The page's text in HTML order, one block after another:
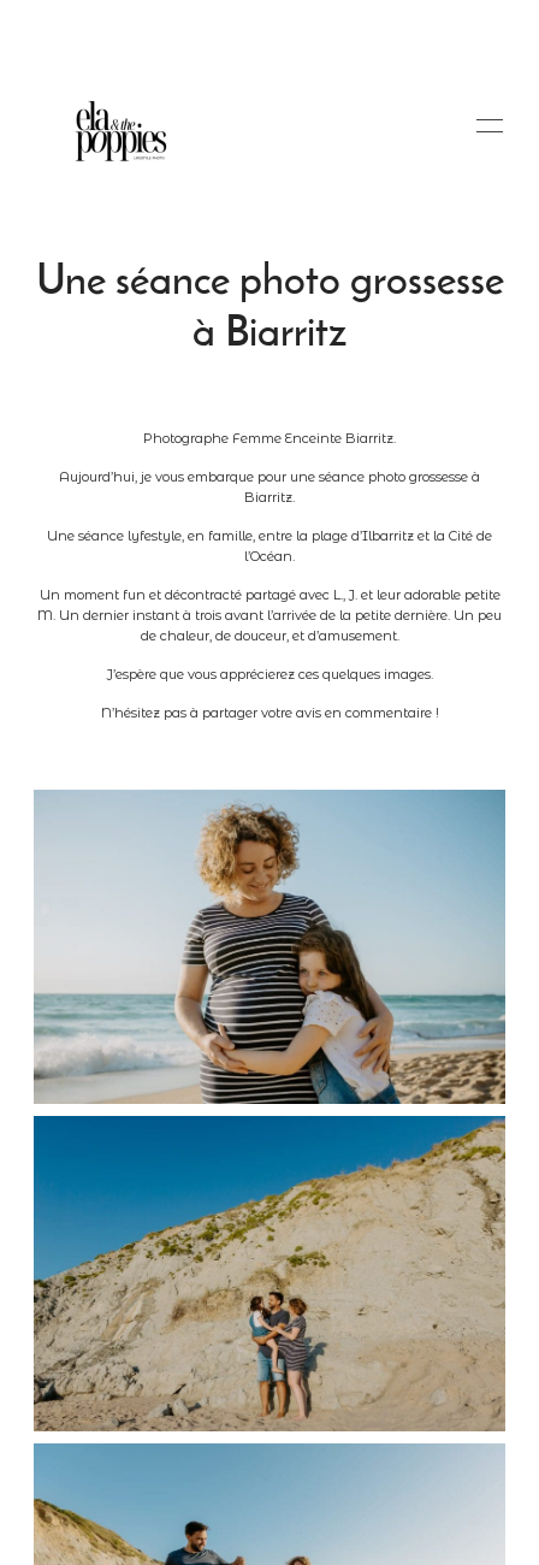
A propos
Contact
Une séance photo grossesse
à Biarritz
Photographe Femme Enceinte Biarritz.
Aujourd’hui, je vous embarque pour une séance photo grossesse à
Biarritz.
Une séance lyfestyle, en famille, entre la plage d’Ilbarritz et la Cité de
l’Océan.
Un moment fun et décontracté partagé avec L., J. et leur adorable petite
M. Un dernier instant à trois avant l’arrivée de la petite dernière. Un peu
de chaleur, de douceur, et d’amusement.
J’espère que vous apprécierez ces quelques images.
N’hésitez pas à partager votre avis en commentaire !